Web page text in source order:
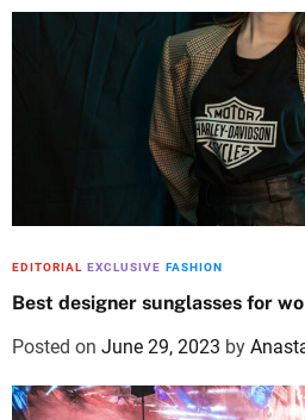
EDITORIAL EXCLUSIVE FASHION
Best designer sunglasses for
Posted on June 29, 2023 by